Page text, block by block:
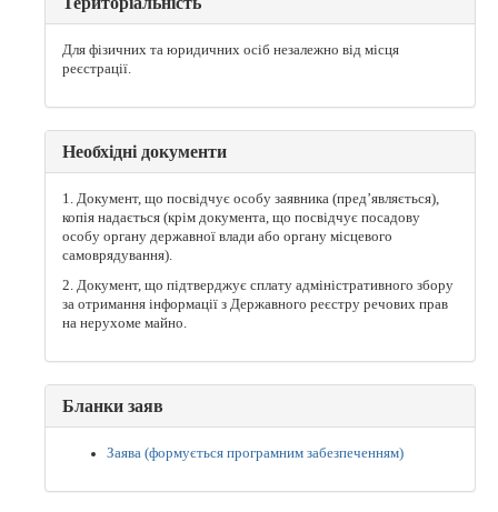
Для фізичних та юридичних осіб незалежно від місця
реєстрації.
Необхідні документи
1. Документ, що посвідчує особу заявника (пред’являється),
копія надається (крім документа, що посвідчує посадову
особу органу державної влади або органу місцевого
самоврядування).
2. Документ, що підтверджує сплату адміністративного збору
за отримання інформації з Державного реєстру речових прав
на нерухоме майно.
Бланки заяв
Заява (формується програмним забезпеченням)